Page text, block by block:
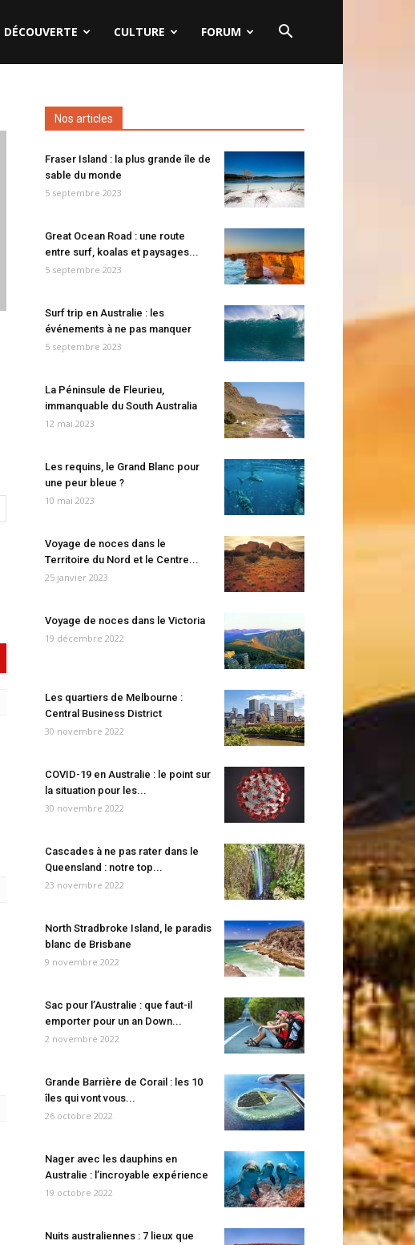
DÉCOUVERTE CULTURE FORUM
Nos articles
Fraser Island : la plus grande île de
sable du monde
5 septembre 2023
Great Ocean Road : une route
entre surf, koalas et paysages...
5 septembre 2023
Surf trip en Australie : les
événements à ne pas manquer
5 septembre 2023
La Péninsule de Fleurieu,
immanquable du South Australia
12 mai 2023
Les requins, le Grand Blanc pour
une peur bleue ?
10 mai 2023
Voyage de noces dans le
Territoire du Nord et le Centre...
25 janvier 2023
Voyage de noces dans le Victoria
19 décembre 2022
Les quartiers de Melbourne :
Central Business District
30 novembre 2022
COVID-19 en Australie : le point sur
la situation pour les...
30 novembre 2022
Cascades à ne pas rater dans le
Queensland : notre top...
23 novembre 2022
North Stradbroke Island, le paradis
blanc de Brisbane
9 novembre 2022
Sac pour l’Australie : que faut-il
emporter pour un an Down...
2 novembre 2022
Grande Barrière de Corail : les 10
îles qui vont vous...
26 octobre 2022
Nager avec les dauphins en
Australie : l’incroyable expérience
19 octobre 2022
Nuits australiennes : 7 lieux que